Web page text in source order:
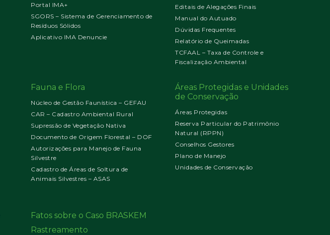
Portal IMA+
SGORS – Sistema de Gerenciamento de
Resíduos Sólidos
Aplicativo IMA Denuncie
Editais de Alegações Finais
Manual do Autuado
Dúvidas Frequentes
Relatório de Queimadas
TCFAAL – Taxa de Controle e
Fiscalização Ambiental
Fauna e Flora
Núcleo de Gestão Faunística – GEFAU
CAR – Cadastro Ambiental Rural
Supressão de Vegetação Nativa
Documento de Origem Florestal – DOF
Autorizações para Manejo de Fauna
Silvestre
Cadastro de Áreas de Soltura de
Animais Silvestres – ASAS
Áreas Protegidas e Unidades
de Conservação
Áreas Protegidas
Reserva Particular do Patrimônio
Natural (RPPN)
Conselhos Gestores
Plano de Manejo
Unidades de Conservação
Fatos sobre o Caso BRASKEM
Rastreamento